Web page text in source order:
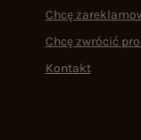
Chcę
Chcę zwrócić
Kontakt